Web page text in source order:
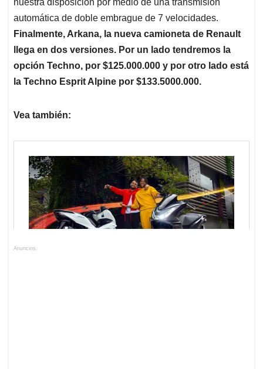
automática de doble embrague de 7 velocidades.
Finalmente, Arkana, la nueva camioneta de Renault
llega en dos versiones. Por un lado tendremos la
opción Techno, por $125.000.000 y por otro lado está
la Techno Esprit Alpine por $133.5000.000.
Vea también:
Anuncios.